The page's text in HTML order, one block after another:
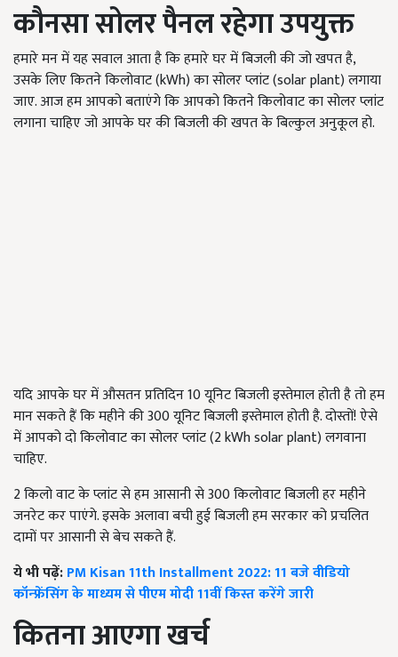
कौनसा सोलर पैनल रहेगा उपयुक्त
हमारे मन में यह सवाल आता है कि हमारे घर में बिजली की जो खपत है,
उसके लिए कितने किलोवाट (kWh) का सोलर प्लांट (solar plant) लगाया
जाए. आज हम आपको बताएंगे कि आपको कितने किलोवाट का सोलर प्लांट
लगाना चाहिए जो आपके घर की बिजली की खपत के बिल्कुल अनुकूल हो.
यदि आपके घर में औसतन प्रतिदिन 10 यूनिट बिजली इस्तेमाल होती है तो हम
मान सकते हैं कि महीने की 300 यूनिट बिजली इस्तेमाल होती है. दोस्तों! ऐसे
में आपको दो किलोवाट का सोलर प्लांट (2 kWh solar plant) लगवाना
चाहिए.
2 किलो वाट के प्लांट से हम आसानी से 300 किलोवाट बिजली हर महीने
जनरेट कर पाएंगे. इसके अलावा बची हुई बिजली हम सरकार को प्रचलित
दामों पर आसानी से बेच सकते हैं.
ये भी पढ़ें:PM Kisan 11th Installment 2022: 11 बजे वीडियो
कॉन्फ्रेंसिंग के माध्यम से पीएम मोदी 11वीं किस्त करेंगे जारी
कितना आएगा खर्च